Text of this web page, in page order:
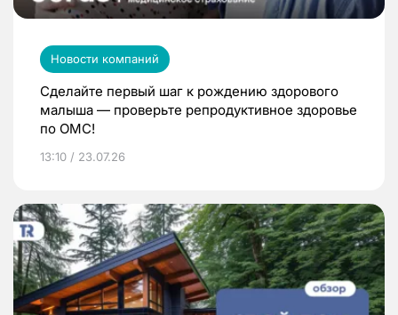
Новости компаний
Сделайте первый шаг к рождению здорового
малыша — проверьте репродуктивное здоровье
по ОМС!
13:10 / 23.07.26